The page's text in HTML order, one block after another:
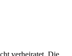
verheiratet. Die